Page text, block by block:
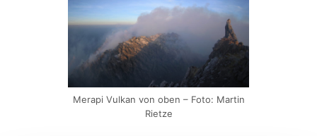
Merapi Vulkan von oben – Foto: Martin
Rietze